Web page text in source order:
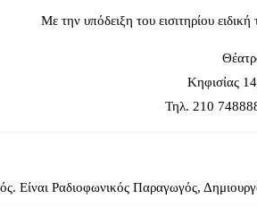
Με την υπόδειξη του εισιτηρίου
Κηφισίας
Τηλ. 210
Είναι Ραδιοφωνικός Παραγωγός,